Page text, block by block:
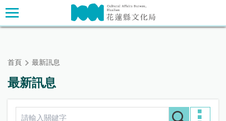
跳
到
主
主要內容區塊
首頁 最新訊息
最新訊息